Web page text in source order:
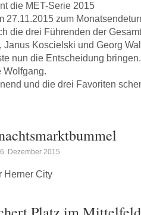
die MET-Serie 2015
27.11.2015 zum
die drei Führenden der
Janus Koscielski und Georg
nun die Entscheidung
Wolfgang.
und die drei Favoriten
Dezember 2015
Herner City